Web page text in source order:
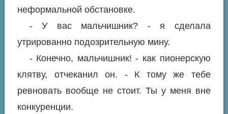
неформальной обстановке.
- У вас мальчишник? - я сделала
утрированно подозрительную мину.
- Конечно, мальчишник! - как пионерскую
клятву, отчеканил он. - К тому же тебе
ревновать вообще не стоит. Ты у меня вне
конкуренции.